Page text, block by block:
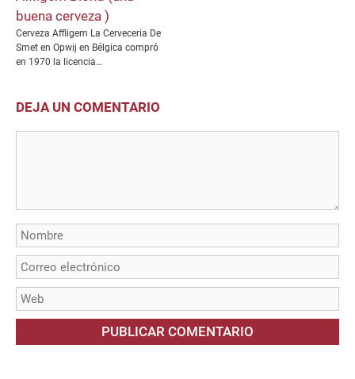
buena cerveza )
Cerveza Affligem La Cerveceria De
Smet en Opwij en Bélgica compró
en 1970 la licencia…
DEJA UN COMENTARIO
Nombre
Correo
electrónico
Web